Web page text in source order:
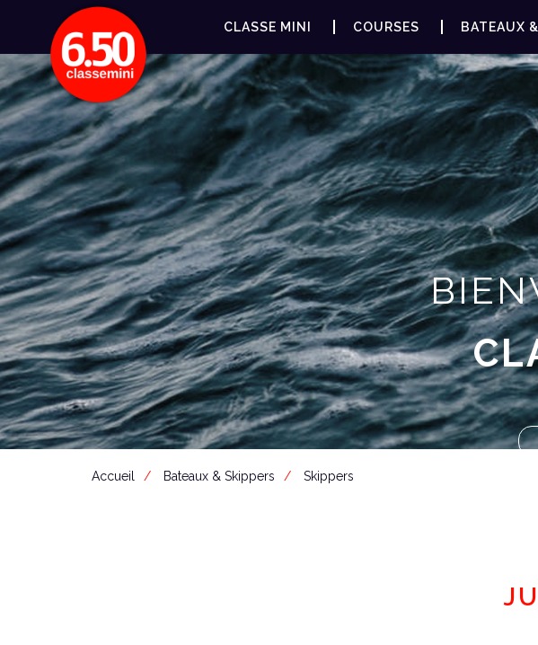
CLASSE MINI COURSES BATEAUX
Accueil Bateaux & Skippers Skippers